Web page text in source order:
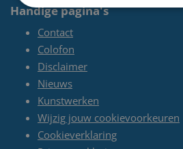
Handige pagina's
Contact
Colofon
Disclaimer
Nieuws
Kunstwerken
Wijzig jouw cookievoorkeuren
Cookieverklaring